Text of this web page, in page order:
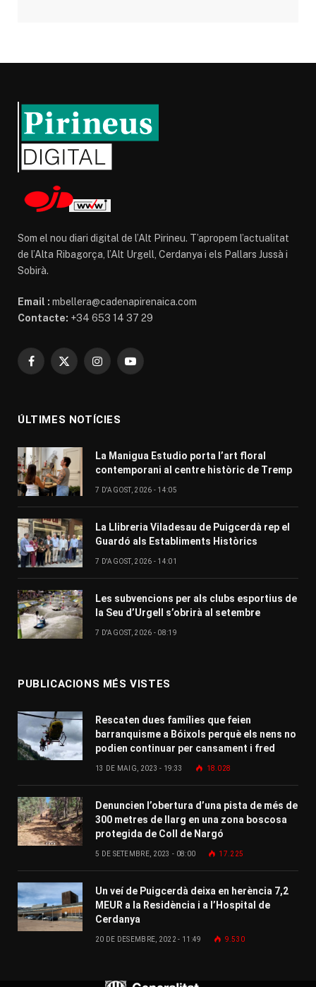
Som el nou diari digital de l’Alt Pirineu. T’apropem l’actualitat
de l’Alta Ribagorça, l’Alt Urgell, Cerdanya i els Pallars Jussà i
Sobirà.
Email : mbellera@cadenapirenaica.com
Contacte: +34 653 14 37 29
Facebook
X
InstagramYouTube
ÚLTIMES NOTÍCIES
La Manigua Estudio porta l’art floral
contemporani al centre històric de Tremp
7 D'AGOST, 2026 - 14:05
La Llibreria Viladesau de Puigcerdà rep el
Guardó als Establiments Històrics
7 D'AGOST, 2026 - 14:01
Les subvencions per als clubs esportius de
la Seu d’Urgell s’obrirà al setembre
7 D'AGOST, 2026 - 08:19
PUBLICACIONS MÉS VISTES
Rescaten dues famílies que feien
barranquisme a Bóixols perquè els nens no
podien continuar per cansament i fred
13 DE MAIG, 2023 - 19:33 18.028
Denuncien l’obertura d’una pista de més de
300 metres de llarg en una zona boscosa
protegida de Coll de Nargó
5 DE SETEMBRE, 2023 - 08:00 17.225
Un veí de Puigcerdà deixa en herència 7,2
MEUR a la Residència i a l’Hospital de
Cerdanya
20 DE DESEMBRE, 2022 - 11:49 9.530